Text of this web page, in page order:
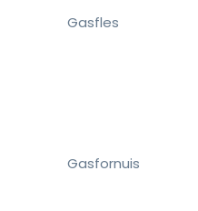
Gasfles
Gasfornuis